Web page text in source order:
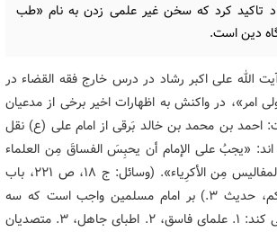
تاکید کرد که سخن غیر علمی زدن به نام «طب
دین است.
الله علی اکبر رشاد در درس خارج فقه القضاء در
امر»، در واکنش به اظهارات اخیر برخی از مدعیان
احمد بن محمد بن خالد بَرقی از امام علی (ع) نقل
«یجبُ علی الإمام أن یحبِسَ الفساقَ مِن العلماء
و الجُهّال مِن الأطبّاء و المفالیس مِن الأکرِیاء». (وسائل: ج ۱۸، ص ۲۲۱، باب
۳۲ از أبواب کیفیّة الحکم، حدیث ۳.) بر امام مسلمین واجب است که سه
گروه را بازداشت و زندانی کند: ۱. علمای فاسق، ۲. اطبای جاهل، ۳. متصدیان